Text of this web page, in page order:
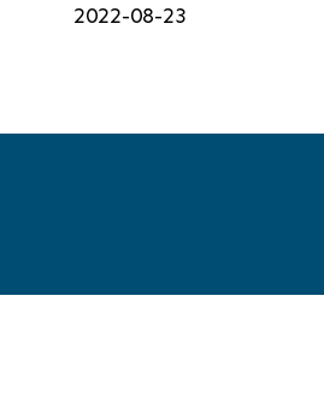
2022-08-23